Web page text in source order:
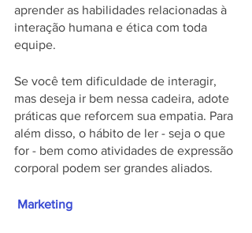
aprender as habilidades relacionadas à
interação humana e ética com toda
equipe.
Se você tem dificuldade de interagir,
mas deseja ir bem nessa cadeira, adote
práticas que reforcem sua empatia. Para
além disso, o hábito de ler - seja o que
for - bem como atividades de expressão
corporal podem ser grandes aliados.
Marketing